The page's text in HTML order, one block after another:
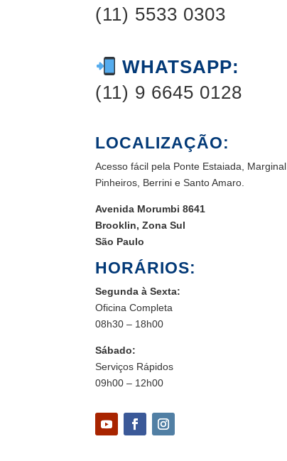
(11) 5533 0303
WHATSAPP:
(11) 9 6645 0128
LOCALIZAÇÃO:
Acesso fácil pela Ponte Estaiada, Marginal
Pinheiros, Berrini e Santo Amaro.
Avenida Morumbi 8641
Brooklin, Zona Sul
São Paulo
HORÁRIOS:
Segunda à Sexta:
Oficina Completa
08h30 – 18h00
Sábado:
Serviços Rápidos
09h00 – 12h00